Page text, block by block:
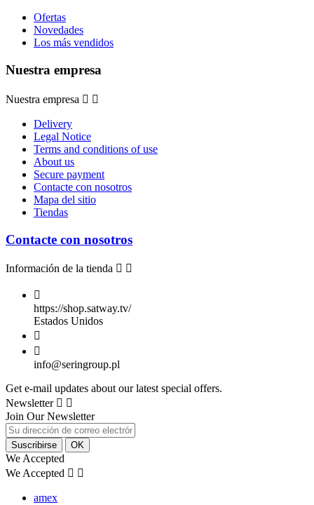
Ofertas
Novedades
Los más vendidos
Nuestra empresa
Nuestra empresa  
Delivery
Legal Notice
Terms and conditions of use
About us
Secure payment
Contacte con nosotros
Mapa del sitio
Tiendas
Contacte con nosotros
Información de la tienda  

https://shop.satway.tv/
Estados Unidos


info@seringroup.pl
Get e-mail updates about our latest special offers.
Newsletter  
Join Our Newsletter
We Accepted
We Accepted  
amex